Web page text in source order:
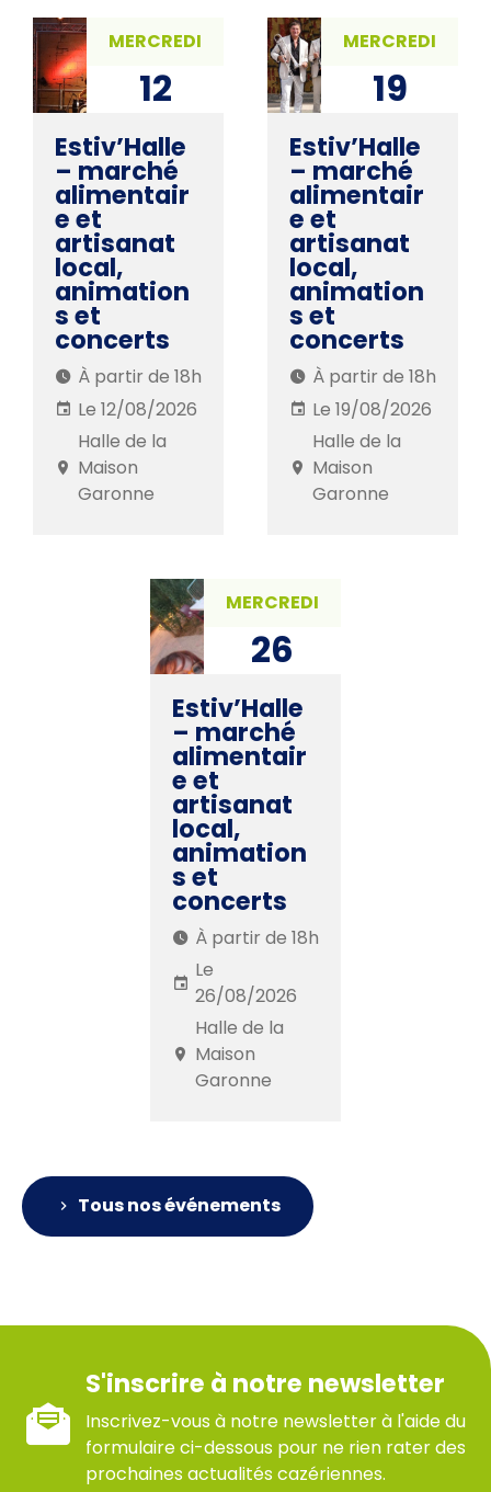
MERCREDI
12
Estiv’Halle
– marché
alimentair
e et
artisanat
local,
animation
s et
concerts
À partir de 18h
Le 12/08/2026
Halle de la
Maison
Garonne
MERCREDI
19
Estiv’Halle
– marché
alimentair
e et
artisanat
local,
animation
s et
concerts
À partir de 18h
Le 19/08/2026
Halle de la
Maison
Garonne
MERCREDI
26
Estiv’Halle
– marché
alimentair
e et
artisanat
local,
animation
s et
concerts
À partir de 18h
Le
26/08/2026
Halle de la
Maison
Garonne
Tous nos événements
S'inscrire à notre newsletter
Inscrivez-vous à notre newsletter à l'aide du
formulaire ci-dessous pour ne rien rater des
prochaines actualités cazériennes.